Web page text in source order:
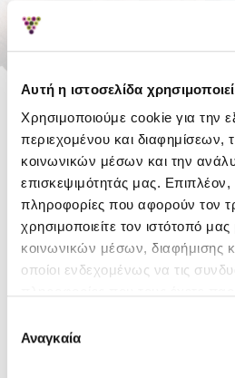
Αυτή η ιστοσελίδα
Χρησιμοποιούμε cookie για την
περιεχομένου και διαφημίσεων,
κοινωνικών μέσων και την
επισκεψιμότητάς μας. Επιπλέον,
πληροφορίες που αφορούν τον
χρησιμοποιείτε τον ιστότοπό
κοινωνικών μέσων, διαφήμισης
οποίοι ενδεχομένως να τις
των υπηρεσιών τους.
συγκατάθεσης
Αναγκαία
Stock: In Stock
Reward Points:
DETAILS